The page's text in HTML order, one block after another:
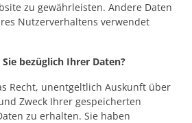
zu gewährleisten. Andere Daten
Nutzerverhaltens verwendet
bezüglich Ihrer Daten?
Recht, unentgeltlich Auskunft über
Zweck Ihrer gespeicherten
zu erhalten. Sie haben